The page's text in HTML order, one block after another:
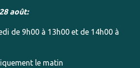
août:
de 9h00 à 13h00 et de 14h00 à
le matin